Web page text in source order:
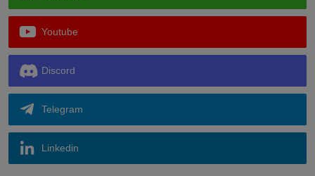
Youtube
Discord
Telegram
Linkedin